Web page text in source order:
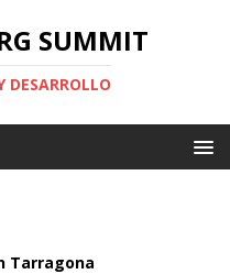
SUMMIT
DESARROLLO
Tarragona